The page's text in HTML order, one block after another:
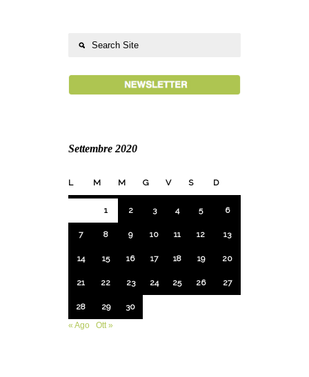
Settembre 2020
L M M G V S D
1 2 3 4 5 6
7 8 9 10 11 12 13
14 15 16 17 18 19 20
21 22 23 24 25 26 27
28 29
30
« Ago
Ott »